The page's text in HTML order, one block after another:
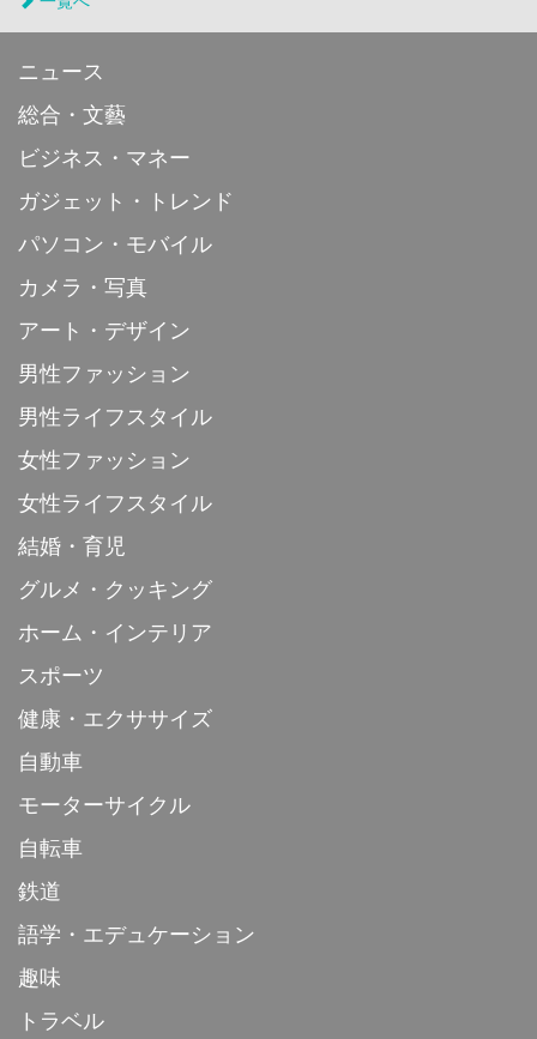
ニュース
総合・文藝
ビジネス・マネー
ガジェット・トレンド
パソコン・モバイル
カメラ・写真
アート・デザイン
男性ファッション
男性ライフスタイル
女性ファッション
女性ライフスタイル
結婚・育児
グルメ・クッキング
ホーム・インテリア
スポーツ
健康・エクササイズ
自動車
モーターサイクル
自転車
鉄道
語学・エデュケーション
趣味
トラベル